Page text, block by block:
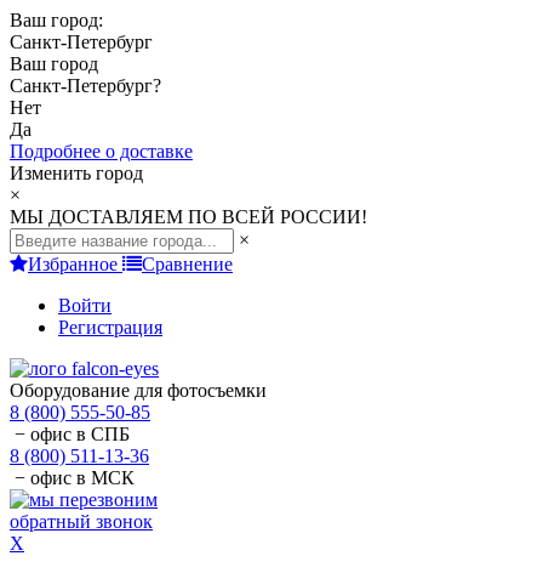
Ваш город:
Санкт-Петербург
Ваш город
Санкт-Петербург?
Нет
Да
Подробнее о доставке
Изменить город
×
МЫ ДОСТАВЛЯЕМ ПО ВСЕЙ РОССИИ!
×
Избранное
Сравнение
Войти
Регистрация
Оборудование для фотосъемки
8 (800) 555-50-85
− офис в СПБ
8 (800) 511-13-36
− офис в МСК
обратный звонок
X